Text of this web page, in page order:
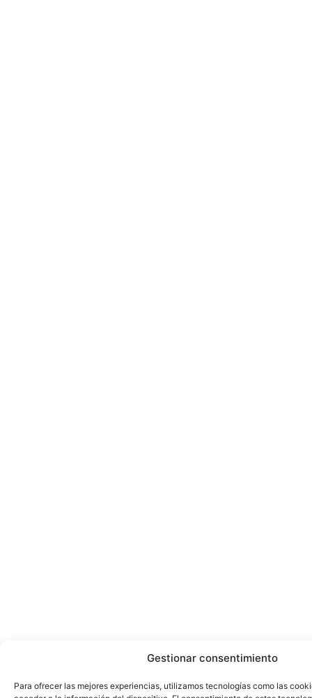
Gestionar consentimiento
Para ofrecer las mejores experiencias, utilizamos tecnologías como las